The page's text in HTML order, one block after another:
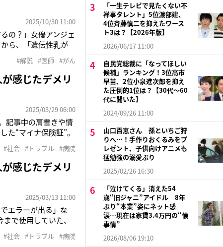
2025/10/30 11:00
の？」女優アンジェ
ら、「遺伝性乳が
～15％は、乳がんや
#解説 #医師 #がん
感じたデメリ
2025/03/29 06:00
記事中の肩書きや情
“マイナ保険証”。
、今年1月のマイナ
#社会 #トラブル #病院
感じたデメリ
2025/03/13 11:00
エラーが出る」な
で使用していた、
から保険証の機能を
#社会 #トラブル #病院
「一生テレビで見たくない不
祥事タレント」5位渡部建、
4位斉藤慎二を抑えたワース
ト3は？【2026年版】
2026/06/17 11:00
自民党総裁に「なってほしい
候補」ランキング！3位高市
早苗、2位小泉進次郎を抑え
た圧倒的1位は？【30代〜60
代に聞いた】
2024/09/26 11:00
山口百恵さん 孫といちご狩
りへ…！手作りおくるみをプ
レゼント、子供向けアニメも
猛勉強の溺愛ぶり
2025/02/26 16:30
「泣けてくる」消えた54
歳“旧ジャニ”アイドル 8年
ぶり“本業”姿にネット感
涙…現在は家賃3.4万円の“懐
事情”
2026/08/06 19:10